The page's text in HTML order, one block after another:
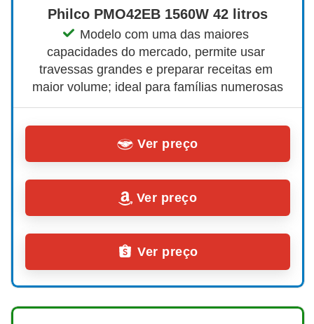
Philco PMO42EB 1560W 42 litros
Modelo com uma das maiores
capacidades do mercado, permite usar
travessas grandes e preparar receitas em
maior volume; ideal para famílias numerosas
Ver preço
Ver preço
Ver preço